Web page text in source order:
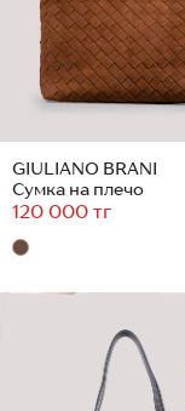
GIULIANO BRANI
Сумка на плечо
120 000 тг